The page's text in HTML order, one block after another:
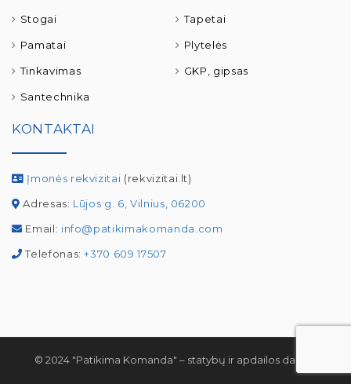
Stogai Tapetai
Pamatai Plytelės
Tinkavimas GKP, gipsas
Santechnika
KONTAKTAI
Įmonės rekvizitai (rekvizitai.lt)
Adresas: Lūjos g. 6, Vilnius, 06200
Email: info@patikimakomanda.com
Telefonas:+370 609 17507
© 2024 "Patikima Komanda" – statybų ir apdailos darbai.